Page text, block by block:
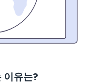
이유는?